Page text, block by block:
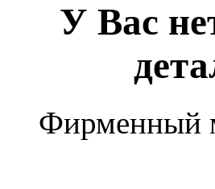
У Вас
Фирменный